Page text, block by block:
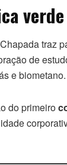
verde
traz
de
e biometano.
do primeiro